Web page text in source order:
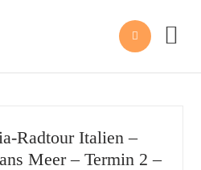


Radtour Italien –
Meer – Termin 2 –